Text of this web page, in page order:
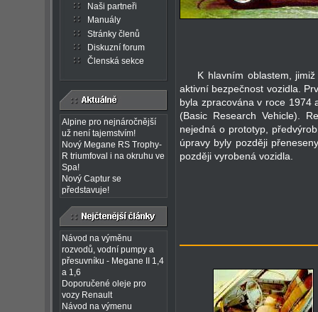
Naši partneři
Manuály
Stránky členů
Diskuzní forum
Členská sekce
Alpine pro nejnáročnější
už není tajemstvím!
Nový Megane RS Trophy-
R triumfoval i na okruhu ve
Spa!
Nový Captur se
představuje!
Návod na výměnu
rozvodů, vodní pumpy a
přesuvníku - Megane II 1,4
a 1,6
Doporučené oleje pro
vozy Renault
Návod na výmenu
K hlavním oblastem,
aktivní bezpečnost vozidla.
byla zpracována v roce 1974
(Basic Research Vehicle).
nejedná o prototyp,
úpravy byly později
později vyrobená vozidla.